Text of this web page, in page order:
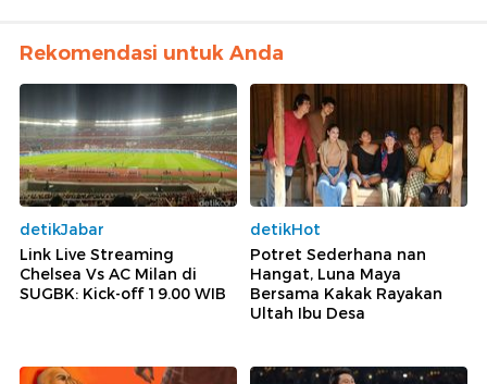
Rekomendasi untuk Anda
detikJabar
Link Live Streaming
Chelsea Vs AC Milan di
SUGBK: Kick-off 19.00 WIB
detikHot
Potret Sederhana nan
Hangat, Luna Maya
Bersama Kakak Rayakan
Ultah Ibu Desa